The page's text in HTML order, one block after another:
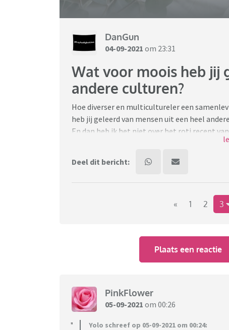
DanGun
04-09-2021 om 23:31
Wat voor moois heb jij
andere culturen?
Hoe diverser en multicultureler een
heb jij geleerd van mensen uit een heel
En dan heb ik het niet over het roti recept
Wat heb je geleerd van je Chinese collega, je
Deel dit bericht:
« 1 2 3
Plaats een reactie
PinkFlower
05-09-2021 om 00:26
Yolo schreef op 05-09-2021 om 00:24: